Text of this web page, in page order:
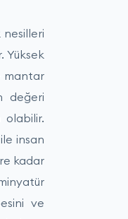
Yüksek
mantar
değeri
olabilir.
insan
kadar
ve